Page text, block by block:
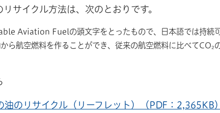
サイクル方法は、次のとおりです。
Aviation Fuelの頭文字をとったもので、日本語では持続
ら航空燃料を作ることができ、従来の航空燃料に比べて
油のリサイクル（リーフレット）（PDF：2,365KB）